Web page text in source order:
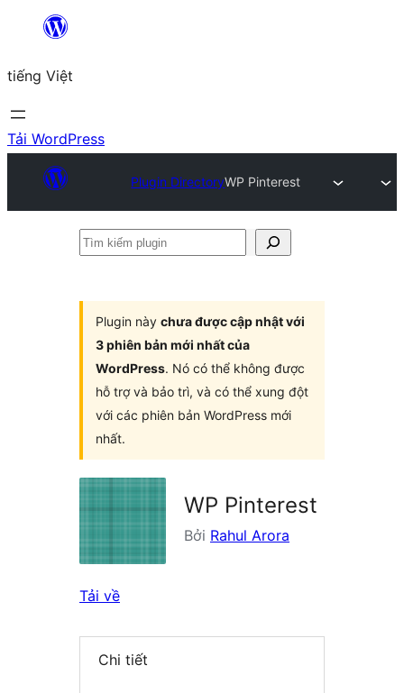
Chuyển
phần
nội
dung
tiếng Việt
Tải WordPress
Plugin DirectoryWP Pinterest
Tìm
Plugin này chưa được cập nhật với
3 phiên bản mới nhất của
WordPress. Nó có thể không được
hỗ trợ và bảo trì, và có thể xung đột
với các phiên bản WordPress mới
nhất.
WP Pinterest
Bởi Rahul Arora
Tải về
Chi tiết